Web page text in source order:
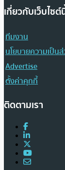
เกี่ยวกับเว็บไซต์
ทีมงาน
นโยบายความเป็น
Advertise
ตั้งค่าคุกกี้
ติดตามเรา